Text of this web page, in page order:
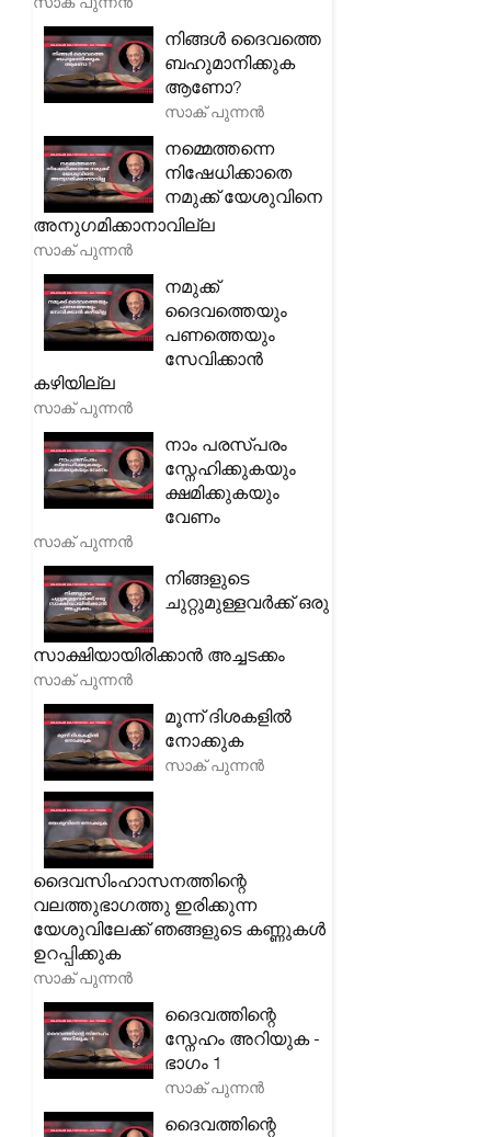
നിങ്ങൾ ദൈവത്തെ
ബഹുമാനിക്കുക
ആണോ?
സാക് പുന്നൻ
നമ്മെത്തന്നെ
നിഷേധിക്കാതെ
നമുക്ക് യേശുവിനെ
അനുഗമിക്കാനാവില്ല
സാക് പുന്നൻ
നമുക്ക്
ദൈവത്തെയും
പണത്തെയും
സേവിക്കാൻ
കഴിയില്ല
സാക് പുന്നൻ
നാം പരസ്പരം
സ്നേഹിക്കുകയും
ക്ഷമിക്കുകയും
വേണം
സാക് പുന്നൻ
നിങ്ങളുടെ
ചുറ്റുമുള്ളവർക്ക് ഒരു
സാക്ഷിയായിരിക്കാൻ അച്ചടക്കം
സാക് പുന്നൻ
മൂന്ന് ദിശകളിൽ
നോക്കുക
സാക് പുന്നൻ
ദൈവസിംഹാസനത്തിന്റെ
വലത്തുഭാഗത്തു ഇരിക്കുന്ന
യേശുവിലേക്ക് ഞങ്ങളുടെ കണ്ണുകൾ
ഉറപ്പിക്കുക
സാക് പുന്നൻ
ദൈവത്തിന്റെ
സ്നേഹം അറിയുക -
ഭാഗം 1
സാക് പുന്നൻ
ദൈവത്തിന്റെ